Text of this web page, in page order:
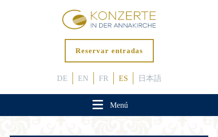
Reservar entradas
DE EN FR ES 日本語
Menú